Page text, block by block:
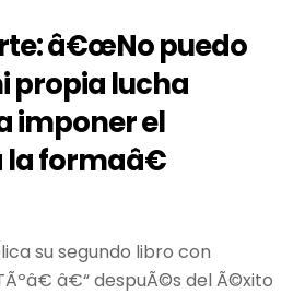
â€œNo puedo
propia lucha
imponer el
formaâ€
su segundo libro con
â€“ despuÃ©s del Ã©xito